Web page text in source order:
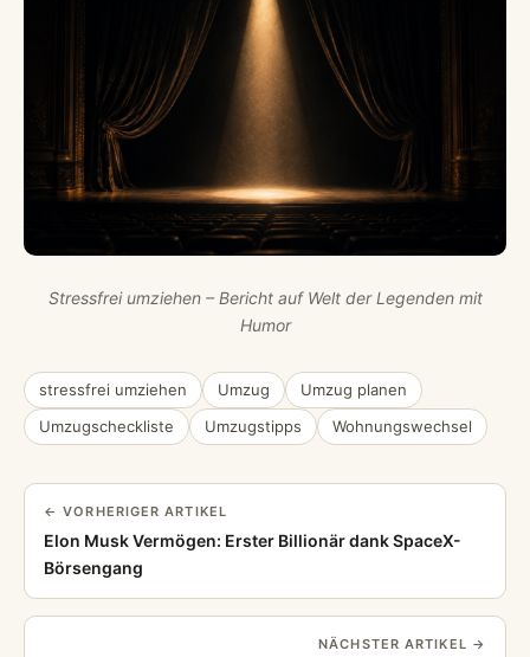
Stressfrei umziehen – Bericht auf Welt der Legenden mit
Humor
stressfrei umziehen Umzug
Umzug planen
Umzugscheckliste
Umzugstipps Wohnungswechsel
← VORHERIGER ARTIKEL
Elon Musk Vermögen: Erster Billionär dank SpaceX-
Börsengang
NÄCHSTER ARTIKEL →